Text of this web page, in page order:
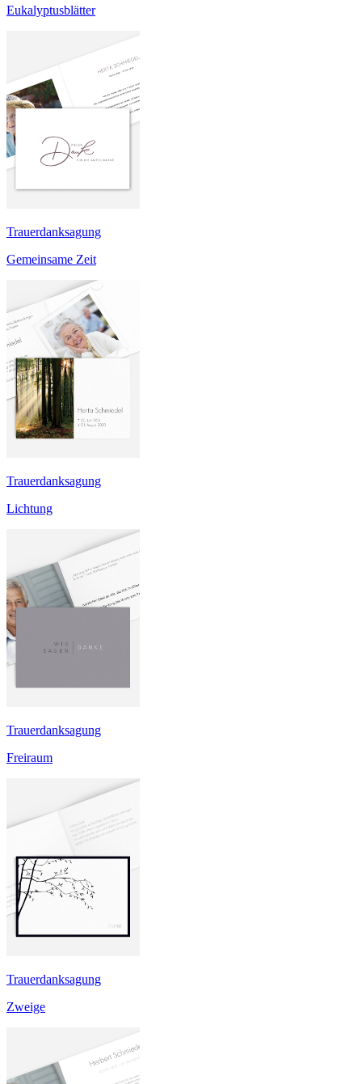
Eukalyptusblätter
Trauerdanksagung
Gemeinsame Zeit
Trauerdanksagung
Lichtung
Trauerdanksagung
Freiraum
Trauerdanksagung
Zweige